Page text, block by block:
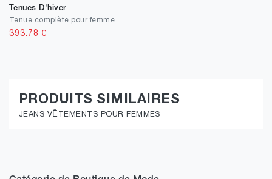
Tenues D'hiver
Tenue complète pour femme
393.78 €
PRODUITS SIMILAIRES
JEANS VÊTEMENTS POUR FEMMES